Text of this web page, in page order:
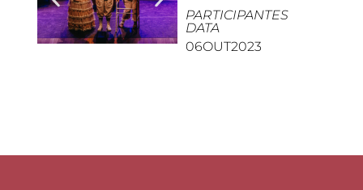
PARTICIPANTES
DATA
06OUT2023